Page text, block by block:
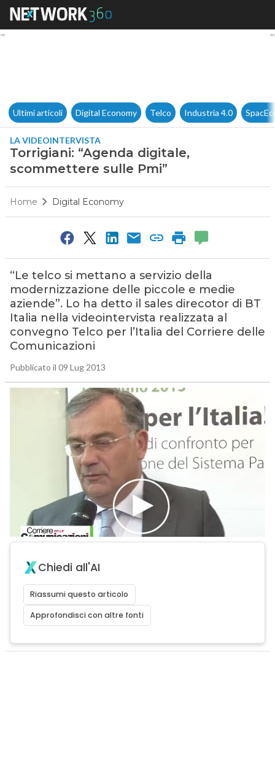
Torrigiani: “Agenda digitale,
Ultimi articoli Digital Economy Telco Industria 4.0
LA VIDEOINTERVISTA
Torrigiani: “Agenda digitale,
scommettere sulle Pmi”
Home Digital Economy
“Le telco si mettano a servizio della
modernizzazione delle piccole e medie
aziende”. Lo ha detto il sales direcotor di BT
Italia nella videointervista realizzata al
convegno Telco per l’Italia del Corriere delle
Comunicazioni
Pubblicato il 09 Lug 2013
Chiedi all'AI
Riassumi questo articolo
Approfondisci con altre fonti